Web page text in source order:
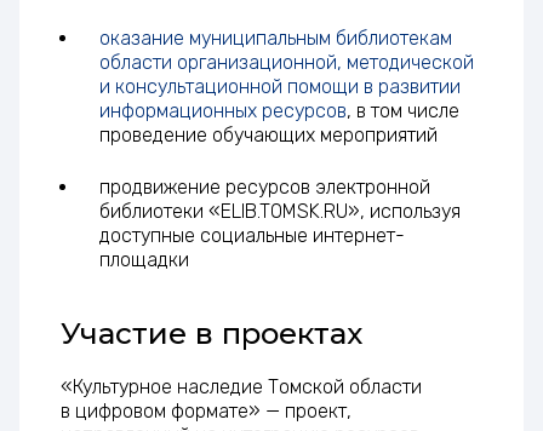
оказание муниципальным библиотекам
области организационной, методической
и консультационной помощи в развитии
информационных ресурсов, в том числе
проведение обучающих мероприятий
продвижение ресурсов электронной
библиотеки «ELIB.TOMSK.RU», используя
доступные социальные интернет-
площадки
Участие в проектах
«Культурное наследие Томской области
в цифровом формате» — проект,